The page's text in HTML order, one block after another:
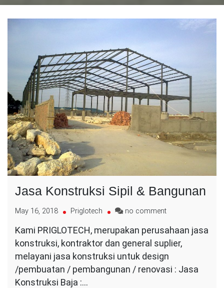
Jasa Konstruksi Sipil & Bangunan
May 16, 2018 Priglotech no commenton
Konstruksi
Sipil
&
Kami PRIGLOTECH, merupakan perusahaan jasa
konstruksi, kontraktor dan general suplier,
melayani jasa konstruksi untuk design
/pembuatan / pembangunan / renovasi : Jasa
Konstruksi Baja :…